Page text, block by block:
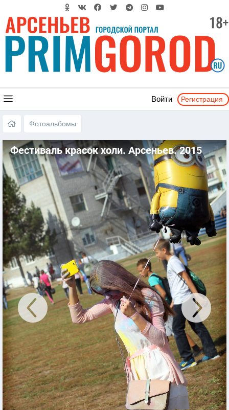
Войти Регистрация
Фотоальбомы
Фестиваль красок холи. Арсеньев. 2015